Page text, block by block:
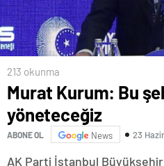
213 okunma
Murat Kurum: Bu
yöneteceğiz
ABONE OL News 23
AK Parti İstanbul